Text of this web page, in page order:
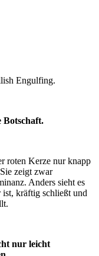
Engulfing.
Botschaft.
roten Kerze nur knapp
zeigt zwar
Anders sieht es
kräftig schließt und
nur leicht